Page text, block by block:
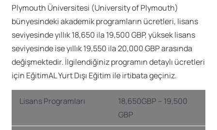
Plymouth Üniversitesi (University of Plymouth)
bünyesindeki akademik programların ücretleri, lisans
seviyesinde yıllık 18,650 ila 19,500 GBP, yüksek lisans
seviyesinde ise yıllık 19,550 ila 20,000 GBP arasında
değişmektedir. İlgilendiğiniz programın detaylı ücretleri
için EğitimAL Yurt Dışı Eğitim ile irtibata geçiniz.
Lisans Programları
18,650GBP – 19,500
GBP